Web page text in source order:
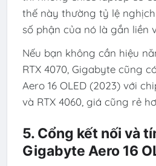
thế này thường tỷ lệ
số phận của nó là gắn liền
Nếu bạn không cần hiệu
RTX 4070, Gigabyte cũng
Aero 16 OLED (2023) với
và RTX 4060, giá cũng rẻ
5. Cổng kết nối và
Gigabyte Aero 16